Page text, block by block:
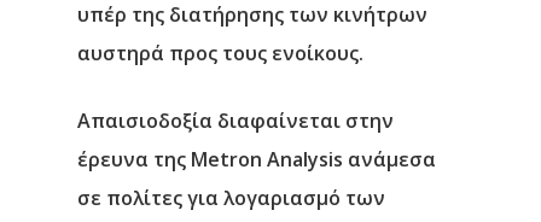
υπέρ της διατήρησης των κινήτρων
αυστηρά προς τους ενοίκους.
Απαισιοδοξία διαφαίνεται στην
έρευνα της Metron Analysis ανάμεσα
σε πολίτες για λογαριασμό των